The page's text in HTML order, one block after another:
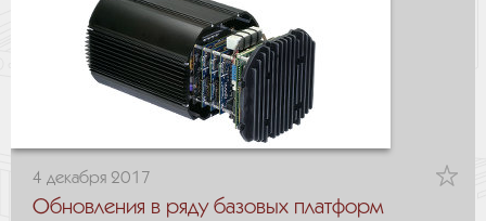
4 декабря 2017
Обновления в ряду базовых платформ